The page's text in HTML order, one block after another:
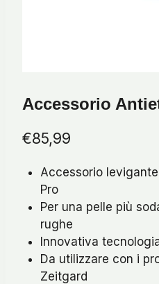
Accessorio
€85,99
Accessorio
Pro
Per una pelle più
rughe
Innovativa
Da utilizzare con i
Zeitgard